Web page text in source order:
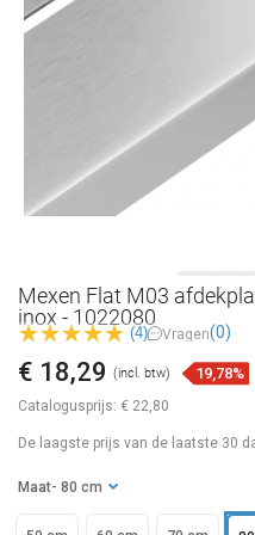
Mexen Flat M03
inox - 1022080
(4) Vragen(0)
Catalogusprijs: € 22,80
€ 18,29 (incl. btw) 19,78%
De laagste prijs van de laatste 30
Maat - 80 cm